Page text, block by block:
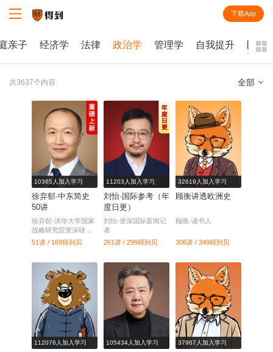
下载App
亲子 经济学 法律 政治学 管理学 自我提升 医学
共3637个内容 全部
全部
课程
每天听本书
电子书
10365人加入学习
徐弃郁·中东简史
50讲
徐弃郁·清华大学国家
战略研究院资深研究
员
51讲 / 169得到贝
11203人加入学习
刘怡·国际参考（年
度日更）
刘怡·资深国际新闻记
者
261讲 / 299得到贝
32619人加入学习
顾衡讲透欧洲史
顾衡·读书人
306讲 / 349得到贝
112076人加入学习 105434人加入学习 37967人加入学习